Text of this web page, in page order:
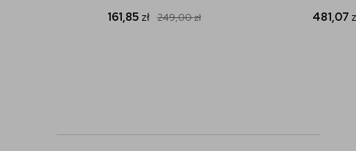
161,85 zł 249,00zł 481,07